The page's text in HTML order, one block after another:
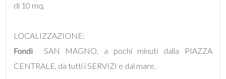
di 10 mq.
LOCALIZZAZIONE:
Fondi  SAN MAGNO, a pochi minuti dalla PIAZZA
CENTRALE, da tutti i SERVIZI e dal mare.